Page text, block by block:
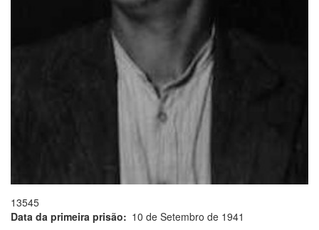
13545
Data da primeira prisão
10 de Setembro de 1941